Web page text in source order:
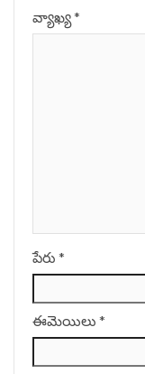
వ్యాఖ్య*
పేరు *
ఈమెయిలు *